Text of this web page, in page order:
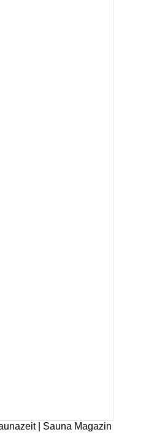
| Sauna Magazin